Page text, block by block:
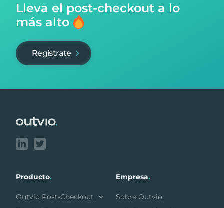
Lleva el post-checkout a lo
más alto
Regístrate
Producto.
Outvio Post-Checkout
Empresa.
Sobre Outvio